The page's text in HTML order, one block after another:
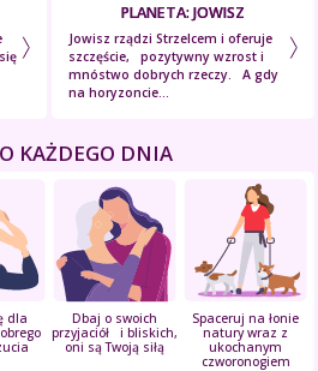
PLANETA: JOWISZ
Jowisz rządzi Strzelcem i oferuje
szczęście, pozytywny wzrost i
mnóstwo dobrych rzeczy. A gdy
na horyzoncie...
KAŻDEGO DNIA
dla
Dbaj o swoich
przyjaciół i bliskich,
oni są Twoją siłą
Spaceruj na łonie
natury wraz z
ukochanym
czworonogiem